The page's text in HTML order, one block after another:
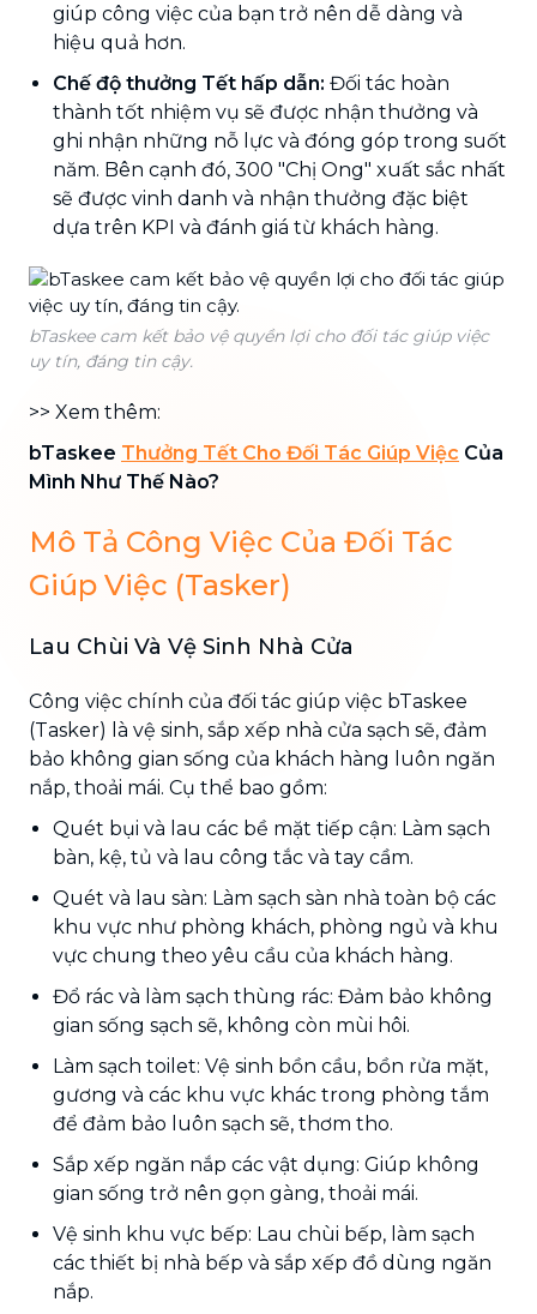
giúp công việc của bạn trở nên dễ dàng và
hiệu quả hơn.
Chế độ thưởng Tết hấp dẫn: Đối tác hoàn
thành tốt nhiệm vụ sẽ được nhận thưởng và
ghi nhận những nỗ lực và đóng góp trong suốt
năm. Bên cạnh đó, 300 "Chị Ong" xuất sắc nhất
sẽ được vinh danh và nhận thưởng đặc biệt
dựa trên KPI và đánh giá từ khách hàng.
bTaskee cam kết bảo vệ quyền lợi cho đối tác giúp việc
uy tín, đáng tin cậy.
>> Xem thêm:
bTaskee Thưởng Tết Cho Đối Tác Giúp Việc Của
Mình Như Thế Nào?
Mô Tả Công Việc Của Đối Tác
Giúp Việc (Tasker)
Lau Chùi Và Vệ Sinh Nhà Cửa
Công việc chính của đối tác giúp việc bTaskee
(Tasker) là vệ sinh, sắp xếp nhà cửa sạch sẽ, đảm
bảo không gian sống của khách hàng luôn ngăn
nắp, thoải mái. Cụ thể bao gồm:
Quét bụi và lau các bề mặt tiếp cận: Làm sạch
bàn, kệ, tủ và lau công tắc và tay cầm.
Quét và lau sàn: Làm sạch sàn nhà toàn bộ các
khu vực như phòng khách, phòng ngủ và khu
vực chung theo yêu cầu của khách hàng.
Đổ rác và làm sạch thùng rác: Đảm bảo không
gian sống sạch sẽ, không còn mùi hôi.
Làm sạch toilet: Vệ sinh bồn cầu, bồn rửa mặt,
gương và các khu vực khác trong phòng tắm
để đảm bảo luôn sạch sẽ, thơm tho.
Sắp xếp ngăn nắp các vật dụng: Giúp không
gian sống trở nên gọn gàng, thoải mái.
Vệ sinh khu vực bếp: Lau chùi bếp, làm sạch
các thiết bị nhà bếp và sắp xếp đồ dùng ngăn
nắp.